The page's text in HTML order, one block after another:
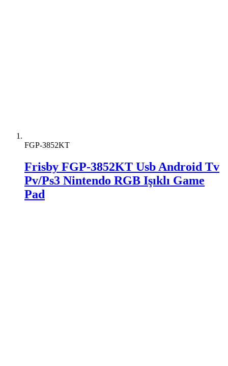
FGP-3852KT
Frisby FGP-3852KT Usb Android Tv
Pv/Ps3 Nintendo RGB Işıklı Game
Pad